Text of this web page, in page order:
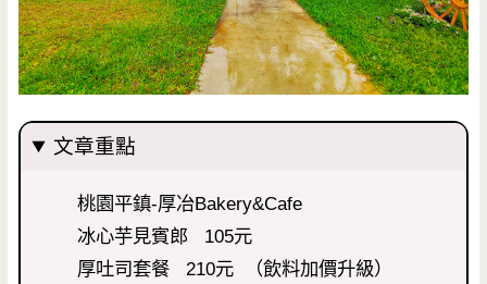
文章重點
桃園平鎮-厚冶Bakery&Cafe
冰心芋見賓郎 105元
厚吐司套餐 210元 （飲料加價升級）